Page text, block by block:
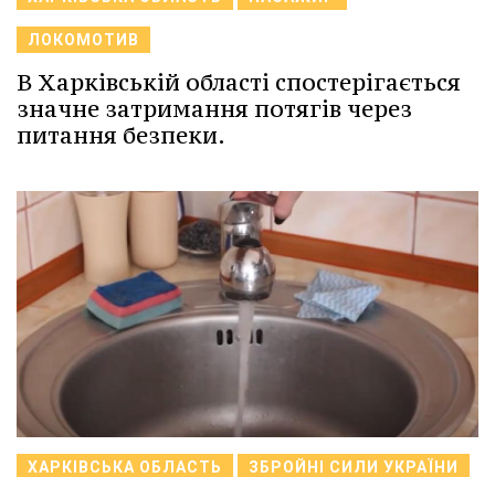
ЛОКОМОТИВ
В Харківській області спостерігається
значне затримання потягів через
питання безпеки.
ХАРКІВСЬКА ОБЛАСТЬ ЗБРОЙНІ СИЛИ УКРАЇНИ